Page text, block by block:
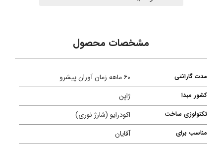
مشخصات محصول
مدت گارانتی ۶۰ ماهه زمان آوران پیشرو
کشور مبدا ژاپن
تکنولوژی ساخت اکودرایو (شارژ نوری)
مناسب برای آقایان